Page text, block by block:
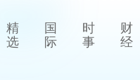
精
选
国
际
时
事
财
经